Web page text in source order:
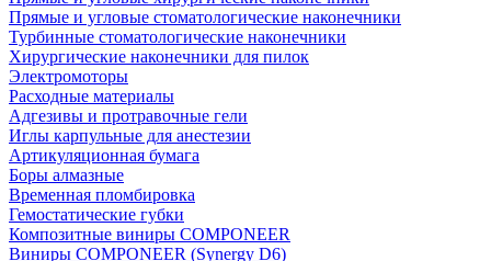
Прямые и угловые стоматологические наконечники
Турбинные стоматологические наконечники
Хирургические наконечники для пилок
Электромоторы
Расходные материалы
Адгезивы и протравочные гели
Иглы карпульные для анестезии
Артикуляционная бумага
Боры алмазные
Временная пломбировка
Гемостатические губки
Композитные виниры COMPONEER
Виниры COMPONEER (Synergy D6)